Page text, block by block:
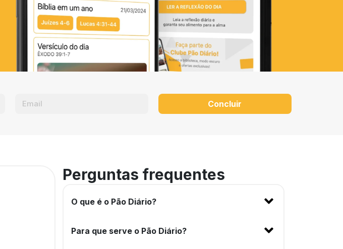
Concluir
Perguntas frequentes
O que é o Pão Diário?
Para que serve o Pão Diário?